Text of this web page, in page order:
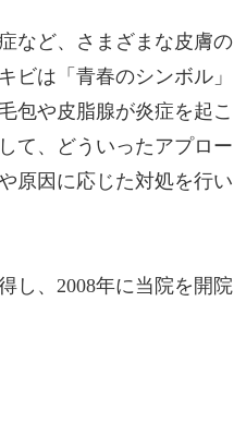
など、さまざまな皮膚の
ビは「青春のシンボル」
包や皮脂腺が炎症を起こ
て、どういったアプロー
原因に応じた対処を行い
し、2008年に当院を開院